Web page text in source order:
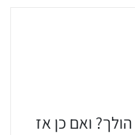
ואם כן אז